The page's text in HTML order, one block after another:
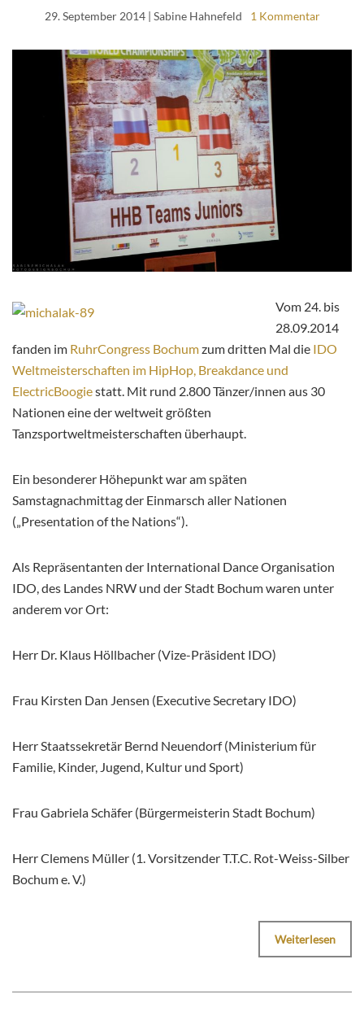
29. September 2014| Sabine Hahnefeld 1 Kommentar
Vom 24. bis
28.09.2014
fanden im RuhrCongress Bochumzum dritten Mal die IDO
Weltmeisterschaften im HipHop, Breakdance und
ElectricBoogiestatt. Mit rund 2.800 Tänzer/innen aus 30
Nationen eine der weltweit größten
Tanzsportweltmeisterschaften überhaupt.
Ein besonderer Höhepunkt war am späten
Samstagnachmittag der Einmarsch aller Nationen
(„Presentation of the Nations“).
Als Repräsentanten der International Dance Organisation
IDO, des Landes NRW und der Stadt Bochum waren unter
anderem vor Ort:
Herr Dr. Klaus Höllbacher (Vize-Präsident IDO)
Frau Kirsten Dan Jensen (Executive Secretary IDO)
Herr Staatssekretär Bernd Neuendorf (Ministerium für
Familie, Kinder, Jugend, Kultur und Sport)
Frau Gabriela Schäfer (Bürgermeisterin Stadt Bochum)
Herr Clemens Müller (1. Vorsitzender T.T.C. Rot-Weiss-Silber
Bochum e. V.)
Weiterlesen